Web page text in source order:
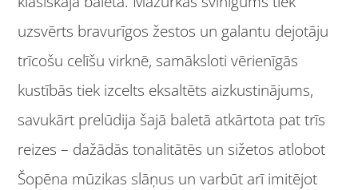
uzsvērts bravurīgos žestos un galantu dejotāju
trīcošu celīšu virknē, samāksloti vērienīgās
kustībās tiek izcelts eksaltēts aizkustinājums,
savukārt prelūdija šajā baletā atkārtota pat trīs
reizes – dažādās tonalitātēs un sižetos atlobot
Šopēna mūzikas slāņus un varbūt arī imitējot